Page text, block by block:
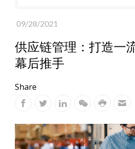
09/28/2021
供应链管理：打造一
幕后推手
Share